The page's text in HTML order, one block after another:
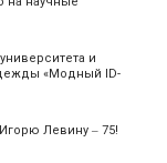
и
«Модный ID-
Левину ‒ 75!